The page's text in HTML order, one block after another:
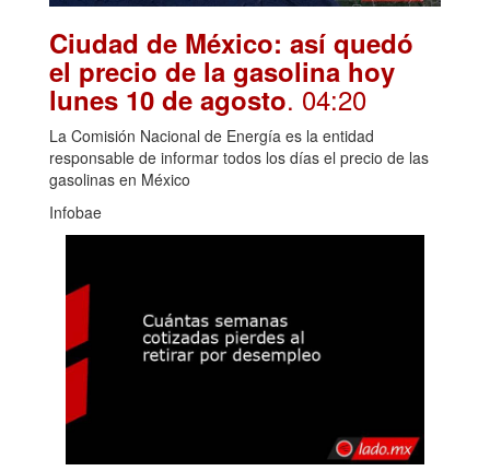
Ciudad de México: así quedó
el precio de la gasolina hoy
lunes 10 de agosto. 04:20
La Comisión Nacional de Energía es la entidad
responsable de informar todos los días el precio de las
gasolinas en México
Infobae